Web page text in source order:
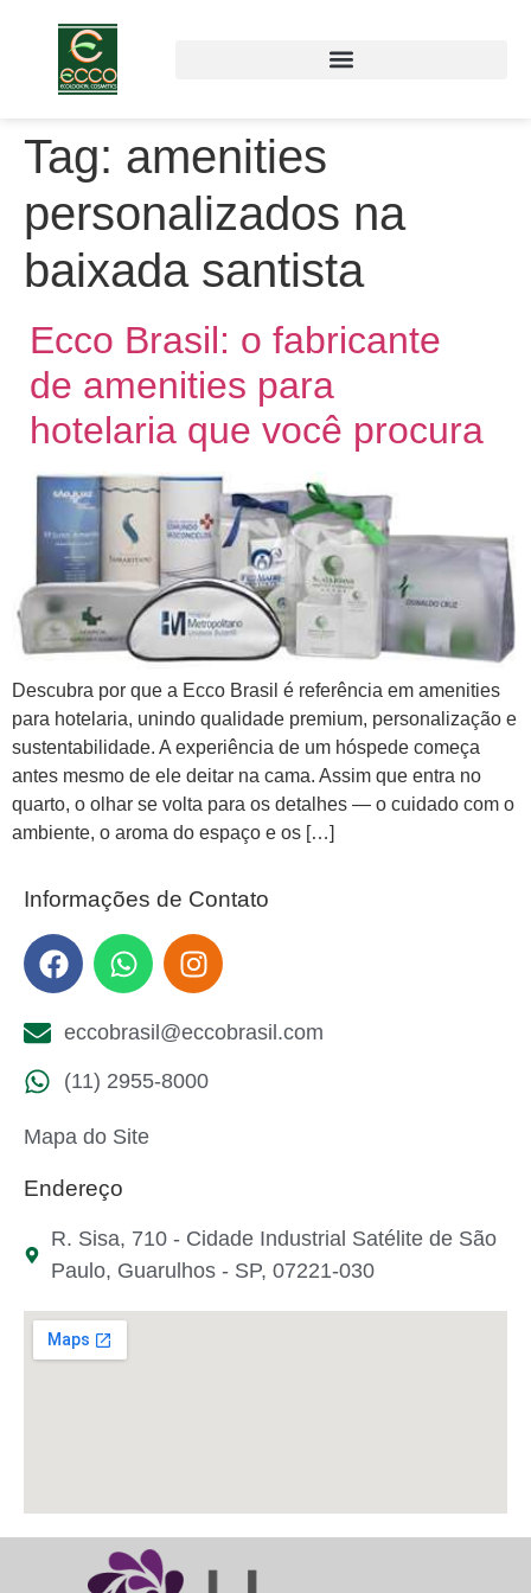
Tag: amenities
personalizados na
baixada santista
Ecco Brasil: o fabricante
de amenities para
hotelaria que você procura
Descubra por que a Ecco Brasil é referência em amenities
para hotelaria, unindo qualidade premium, personalização e
sustentabilidade. A experiência de um hóspede começa
antes mesmo de ele deitar na cama. Assim que entra no
quarto, o olhar se volta para os detalhes — o cuidado com o
ambiente, o aroma do espaço e os […]
Informações de Contato
eccobrasil@eccobrasil.com
(11) 2955-8000
Mapa do Site
Endereço
R. Sisa, 710 - Cidade Industrial Satélite de São
Paulo, Guarulhos - SP, 07221-030